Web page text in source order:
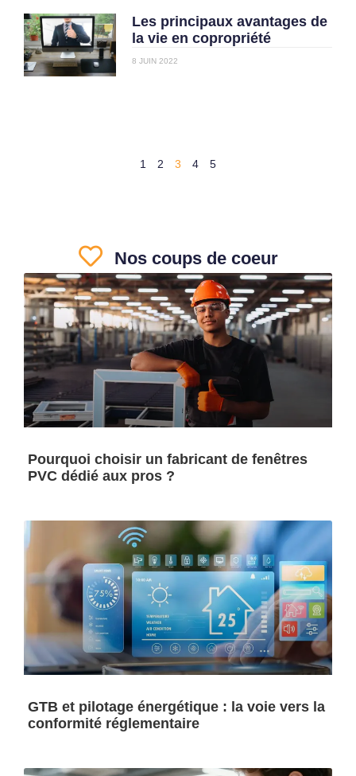
Les principaux avantages de
la vie en copropriété
8 JUIN 2022
1 2 3 4 5
Nos coups de coeur
Pourquoi choisir un fabricant de fenêtres
PVC dédié aux pros ?
GTB et pilotage énergétique : la voie vers la
conformité réglementaire